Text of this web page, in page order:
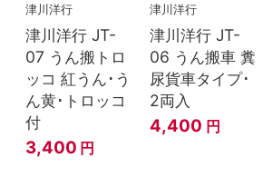
津川洋行
津川洋行 JT-
07 うん搬トロ
ッコ 紅うん･う
ん黄･トロッコ
付
3,400 円
津川洋行
津川洋行 JT-
06 うん搬車 糞
尿貨車タイプ･
2両入
4,400 円